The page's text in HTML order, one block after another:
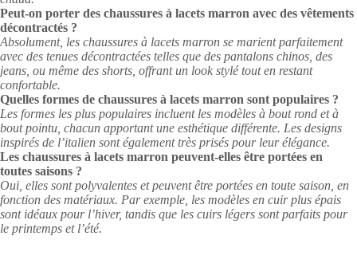
Peut-on porter des chaussures à lacets marron avec des vêtements
décontractés ?
Absolument, les chaussures à lacets marron se marient parfaitement
avec des tenues décontractées telles que des pantalons chinos, des
jeans, ou même des shorts, offrant un look stylé tout en restant
confortable.
Quelles formes de chaussures à lacets marron sont populaires ?
Les formes les plus populaires incluent les modèles à bout rond et à
bout pointu, chacun apportant une esthétique différente. Les designs
inspirés de l’italien sont également très prisés pour leur élégance.
Les chaussures à lacets marron peuvent-elles être portées en
toutes saisons ?
Oui, elles sont polyvalentes et peuvent être portées en toute saison, en
fonction des matériaux. Par exemple, les modèles en cuir plus épais
sont idéaux pour l’hiver, tandis que les cuirs légers sont parfaits pour
le printemps et l’été.